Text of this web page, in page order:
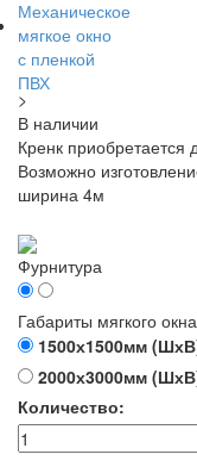
>
В наличии
Кренк приобретается
Возможно
ширина 4м
Фурнитура
Габариты мягкого окна
1500х1500мм
2000х3000мм
Количество: